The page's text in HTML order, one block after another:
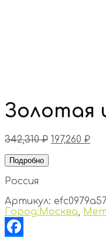
Золотая
342,310₽ 197,260 ₽
Подробно
Россия
Артикул:
Город:Москва,